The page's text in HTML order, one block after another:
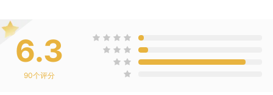
各方面突出轻松搞笑的风格，让玩家在游戏时不经意
的就被滑稽的对白和任务逗得哈哈大笑。
6.3
90个评分